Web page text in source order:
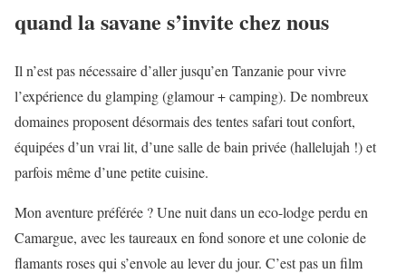
quand la savane s’invite chez nous
Il n’est pas nécessaire d’aller jusqu’en Tanzanie pour vivre
l’expérience du glamping (glamour + camping). De nombreux
domaines proposent désormais des tentes safari tout confort,
équipées d’un vrai lit, d’une salle de bain privée (hallelujah !) et
parfois même d’une petite cuisine.
Mon aventure préférée ? Une nuit dans un eco-lodge perdu en
Camargue, avec les taureaux en fond sonore et une colonie de
flamants roses qui s’envole au lever du jour. C’est pas un film